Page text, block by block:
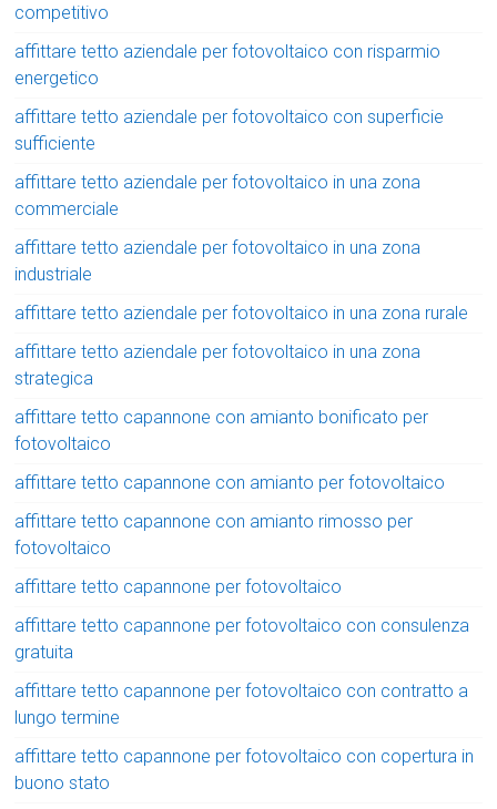
competitivo
affittare tetto aziendale per fotovoltaico con risparmio
energetico
affittare tetto aziendale per fotovoltaico con superficie
sufficiente
affittare tetto aziendale per fotovoltaico in una zona
commerciale
affittare tetto aziendale per fotovoltaico in una zona
industriale
affittare tetto aziendale per fotovoltaico in una zona rurale
affittare tetto aziendale per fotovoltaico in una zona
strategica
affittare tetto capannone con amianto bonificato per
fotovoltaico
affittare tetto capannone con amianto per fotovoltaico
affittare tetto capannone con amianto rimosso per
fotovoltaico
affittare tetto capannone per fotovoltaico
affittare tetto capannone per fotovoltaico con consulenza
gratuita
affittare tetto capannone per fotovoltaico con contratto a
lungo termine
affittare tetto capannone per fotovoltaico con copertura in
buono stato